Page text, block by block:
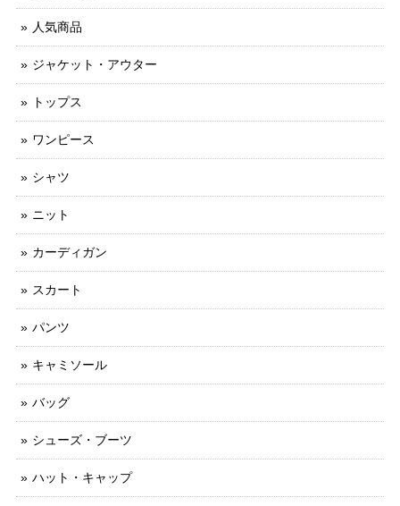
人気商品
ジャケット・アウター
トップス
ワンピース
シャツ
ニット
カーディガン
スカート
パンツ
キャミソール
バッグ
シューズ・ブーツ
ハット・キャップ